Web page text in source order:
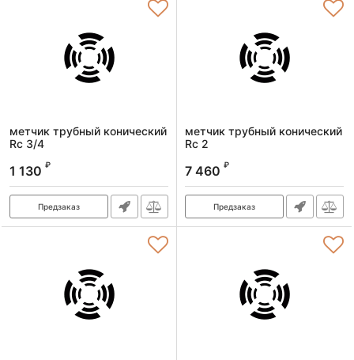
метчик трубный конический
Rс 3/4
Артикул:
1 130 ₽
Предзаказ
метчик трубный конический
Rс 2
2680-00243
7 460 ₽
Предзаказ